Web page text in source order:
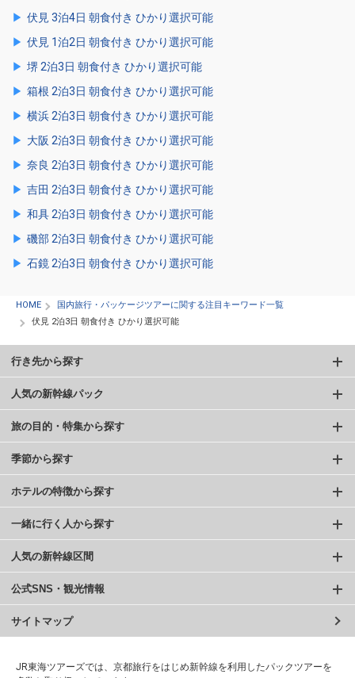
伏見 3泊4日 朝食付き ひかり選択可能
伏見 1泊2日 朝食付き ひかり選択可能
堺 2泊3日 朝食付き ひかり選択可能
箱根 2泊3日 朝食付き ひかり選択可能
横浜 2泊3日 朝食付き ひかり選択可能
大阪 2泊3日 朝食付き ひかり選択可能
奈良 2泊3日 朝食付き ひかり選択可能
吉田 2泊3日 朝食付き ひかり選択可能
和具 2泊3日 朝食付き ひかり選択可能
磯部 2泊3日 朝食付き ひかり選択可能
石鏡 2泊3日 朝食付き ひかり選択可能
HOME
国内旅行・パッケージツアーに関する注目キーワード一覧
伏見 2泊3日 朝食付き ひかり選択可能
行き先から探す
人気の新幹線パック
旅の目的・特集から探す
季節から探す
ホテルの特徴から探す
一緒に行く人から探す
人気の新幹線区間
公式SNS・観光情報
サイトマップ
JR東海ツアーズでは、京都旅行をはじめ新幹線を利用したパックツアーを